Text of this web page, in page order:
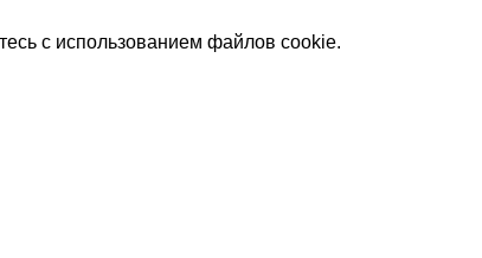
с использованием файлов cookie.